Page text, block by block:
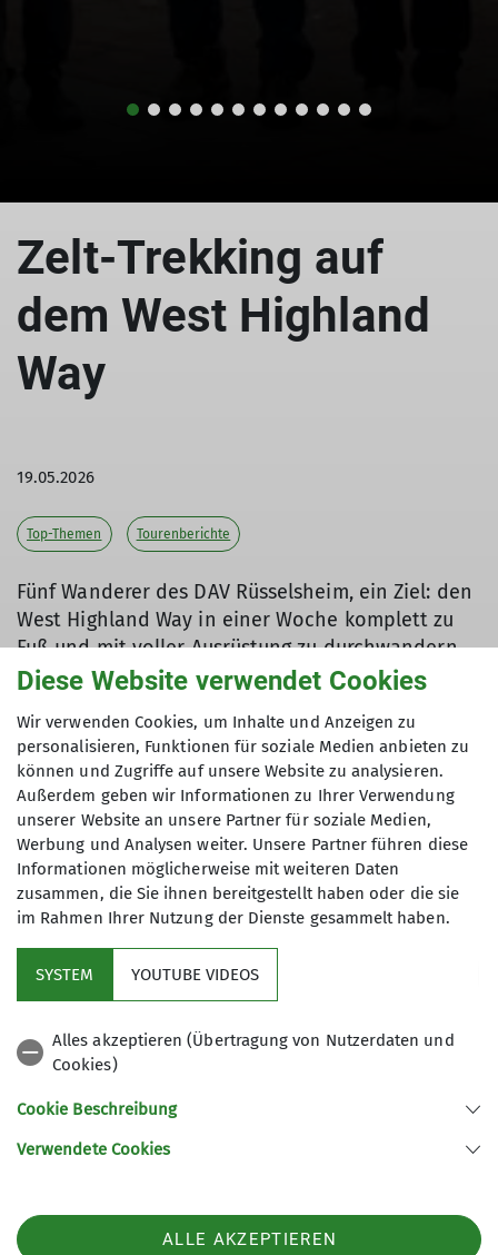
Zelt-Trekking auf
dem West Highland
Way
19.05.2026
Top-Themen Tourenberichte
Fünf Wanderer des DAV Rüsselsheim, ein Ziel: den
West Highland Way in einer Woche komplett zu
Fuß und mit voller Ausrüstung zu durchwandern.
154 Kilometer mit Zelt in Selbstversorgung durch
Gemeinsam haben wir gekocht, Zelte aufgebaut,
Regen und Sturm getrotzt und jeden Tag neue,
atemberaubende Ausblicke erlebt. Von
blumenreichen Tälern voller Blauglöckchen,
Ginster und Rhododendron bis hin zu kargem
seine ganze Vielfalt.
Jahreszeiten an einem Tag.
Sonnenschein, Regen, Hagel, Wind und
dramatische Wolkenwechsel gehörten genauso
dazu wie stürmische Nächte im Zelt.
wechselhafte Bedingungen haben uns gefordert.
Diese Website verwendet Cookies
Wir verwenden Cookies, um Inhalte und Anzeigen zu
personalisieren, Funktionen für soziale Medien anbieten zu
können und Zugriffe auf unsere Website zu analysieren.
Außerdem geben wir Informationen zu Ihrer Verwendung
unserer Website an unsere Partner für soziale Medien,
Werbung und Analysen weiter. Unsere Partner führen diese
Informationen möglicherweise mit weiteren Daten
zusammen, die Sie ihnen bereitgestellt haben oder die sie
im Rahmen Ihrer Nutzung der Dienste gesammelt haben.
SYSTEM YOUTUBE VIDEOS
Alles akzeptieren (Übertragung von Nutzerdaten und
Cookies)
Cookie Beschreibung
Verwendete Cookies
ALLE AKZEPTIEREN